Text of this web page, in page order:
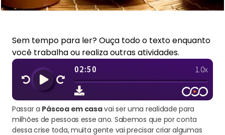
Sem tempo para ler? Ouça todo o texto enquanto
você trabalha ou realiza outras atividades.
Passar a Páscoa em casavai ser uma realidade para
milhões de pessoas esse ano. Sabemos que por conta
dessa crise toda, muita gente vai precisar criar algumas